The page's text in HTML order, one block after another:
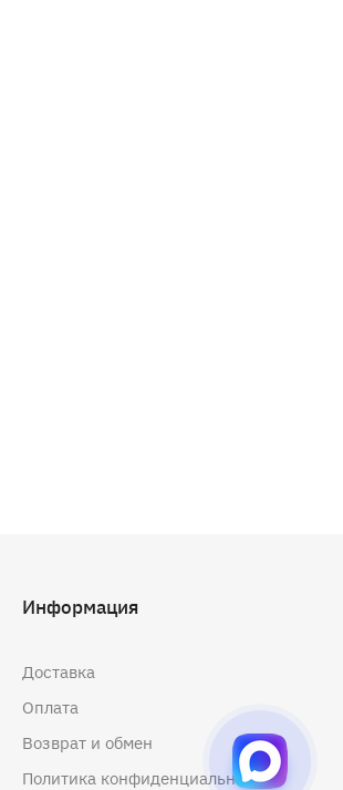
Информация
Доставка
Оплата
Возврат и обмен
Политика конфиденциальности